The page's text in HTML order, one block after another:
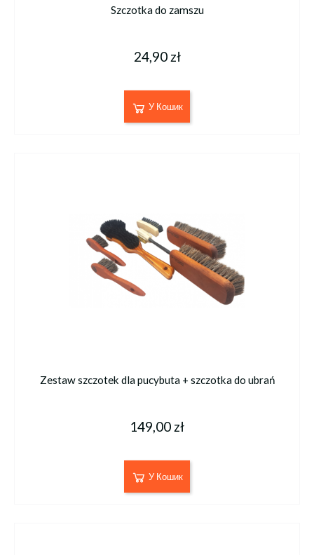
Szczotka do zamszu
24,90 zł
У Кошик
Zestaw szczotek dla pucybuta + szczotka do ubrań
149,00 zł
У Кошик